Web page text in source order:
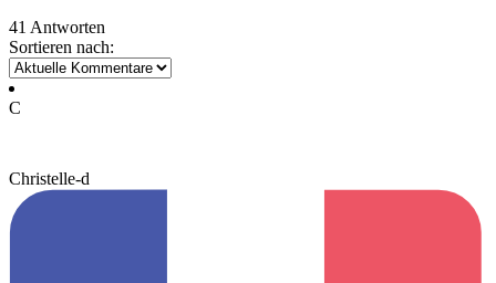
41 Antworten
Sortieren nach:
C
Christelle-d